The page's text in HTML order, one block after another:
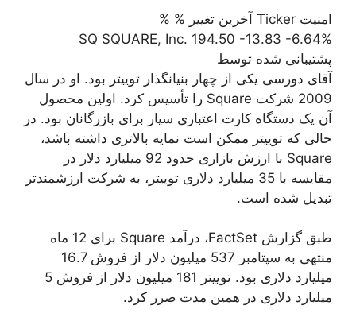
امنیت Ticker آخرین تغییر % %
SQ SQUARE, Inc. 194.50 -13.83 -6.64%
پشتیبانی شده توسط
آقای دورسی یکی از چهار بنیانگذار توییتر بود. او در سال
2009 شرکت Square را تأسیس کرد. اولین محصول
آن یک دستگاه کارت اعتباری سیار برای بازرگانان بود. در
حالی که توییتر ممکن است نمایه بالاتری داشته باشد،
Square با ارزش بازاری حدود 92 میلیارد دلار در
مقایسه با 35 میلیارد دلاری توییتر، به شرکت ارزشمندتر
تبدیل شده است.
طبق گزارش FactSet، درآمد Square برای 12 ماه
منتهی به سپتامبر 537 میلیون دلار از فروش 16.7
میلیارد دلاری بود. توییتر 181 میلیون دلار از فروش 5
میلیارد دلاری در همین مدت ضرر کرد.